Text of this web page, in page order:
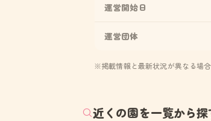
運営開始日
運営団体
※掲載情報と最新状況が異なる場
近くの園を一覧から探